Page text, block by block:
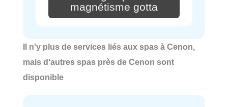
magnétisme gotta
Il n'y plus de services liés aux spas à Cenon,
mais d'autres spas près de Cenon sont
disponible